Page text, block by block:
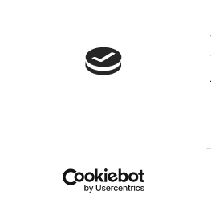
Ochrana osobních
Magazín zelená
Kontakt
©